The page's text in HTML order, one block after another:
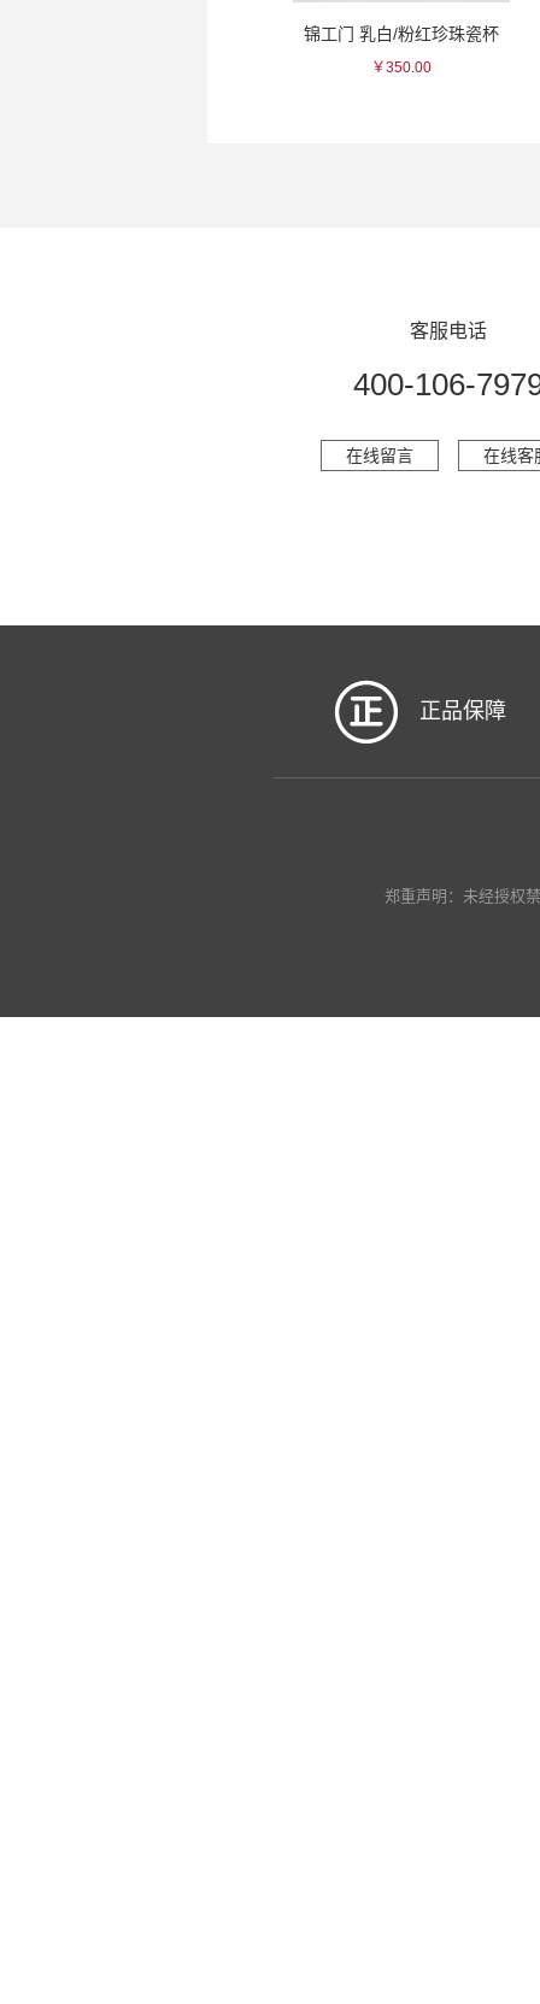
锦工门 乳白/粉红珍珠瓷杯
￥350.00
客服电话
400-106-
在线留言 在线客
正品保障
郑重声明：未经授权